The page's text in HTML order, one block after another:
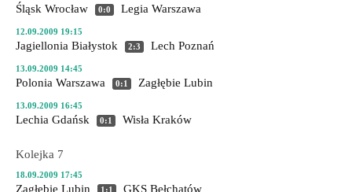
Śląsk Wrocław 0:0 Legia Warszawa
12.09.2009 19:15
Jagiellonia Białystok 2:3 Lech Poznań
13.09.2009 14:45
Polonia Warszawa 0:1 Zagłębie Lubin
13.09.2009 16:45
Lechia Gdańsk 0:1 Wisła Kraków
Kolejka 7
18.09.2009 17:45
Zagłębie Lubin 1:1 GKS Bełchatów